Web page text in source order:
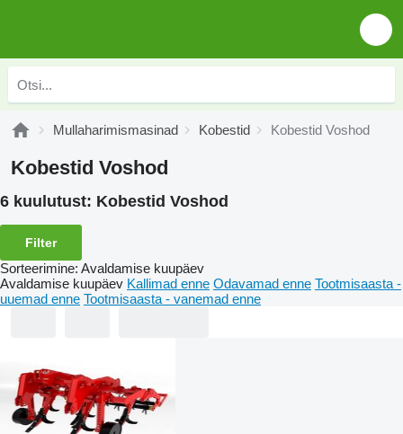
Mullaharimismasinad Kobestid Kobestid Voshod
Kobestid Voshod
6 kuulutust: Kobestid Voshod
Filter
Sorteerimine: Avaldamise kuupäev
Avaldamise kuupäev Kallimad enne Odavamad enne Tootmisaasta -
uuemad enne Tootmisaasta - vanemad enne